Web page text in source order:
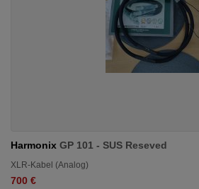
Harmonix GP 101 - SUS Reseved
XLR-Kabel (Analog)
700 €